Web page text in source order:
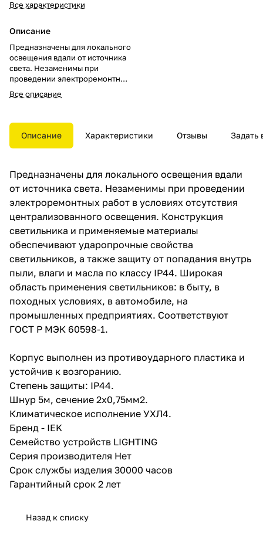
Все характеристики
Описание
Предназначены для локального
освещения вдали от источника
света. Незаменимы при
проведении электроремонтных
работ в условиях отсутствия
централизованного освещения.
применяемые материалы
обеспечивают ударопрочные
свойства светильников, а также
IP44. Широкая область
применения светильников: в
быту, в походных условиях, в
автомобиле, на промышленных
предприятиях. Соответствуют
Все описание
Описание Характеристики Отзывы Задать
Предназначены для локального освещения вдали
от источника света. Незаменимы при проведении
электроремонтных работ в условиях отсутствия
централизованного освещения. Конструкция
светильника и применяемые материалы
обеспечивают ударопрочные свойства
светильников, а также защиту от попадания внутрь
пыли, влаги и масла по классу IP44. Широкая
область применения светильников: в быту, в
походных условиях, в автомобиле, на
промышленных предприятиях. Соответствуют
ГОСТ P МЭК 60598-1.
Корпус выполнен из противоударного пластика и
устойчив к возгоранию.
Степень защиты: IP44.
Шнур 5м, сечение 2х0,75мм2.
Климатическое исполнение УХЛ4.
Бренд - IEK
Семейство устройств LIGHTING
Серия производителя Нет
Срок службы изделия 30000 часов
Гарантийный срок 2 лет
Назад к списку